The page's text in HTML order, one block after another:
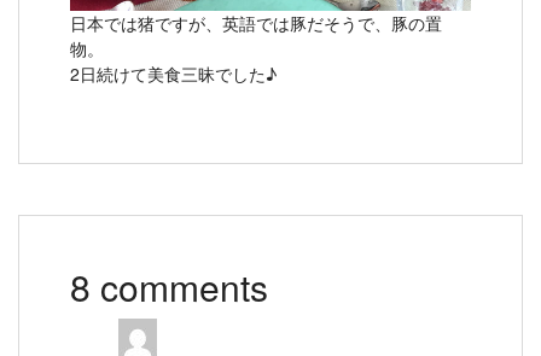
日本では猪ですが、英語では豚だそうで、豚の置
物。
2日続けて美食三昧でした♪
8 comments